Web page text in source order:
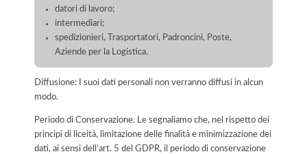
datori di lavoro;
intermediari;
spedizionieri, Trasportatori, Padroncini, Poste,
Aziende per la Logistica.
Diffusione: I suoi dati personali non verranno diffusi in alcun
modo.
Periodo di Conservazione. Le segnaliamo che, nel rispetto dei
principi di liceità, limitazione delle finalità e minimizzazione dei
dati, ai sensi dell’art. 5 del GDPR, il periodo di conservazione